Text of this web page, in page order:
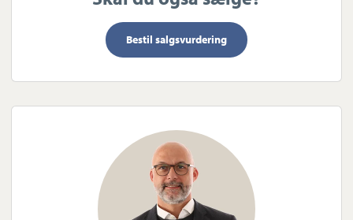
Bestil salgsvurdering